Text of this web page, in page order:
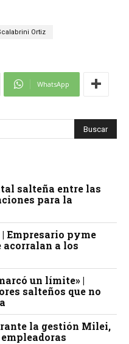
Ortiz
WhatsApp
salteña entre las
para la
Empresario pyme
acorralan a los
un límite» |
salteños que no
la gestión Milei,